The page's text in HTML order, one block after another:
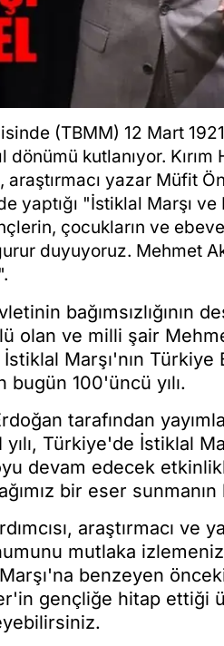
(TBMM) 12 Mart
kutlanıyor. Kırım
yazar Müfit
yaptığı "İstiklal Marşı
çocukların ve
duyuyoruz. Mehmet
bağımsızlığının
olan ve milli şair
Marşı'nın
100'üncü yılı.
tarafından
Türkiye'de İstiklal
devam edecek
bir eser sunmanın
araştırmacı ve
mutlaka
benzeyen
gençliğe hitap ettiği